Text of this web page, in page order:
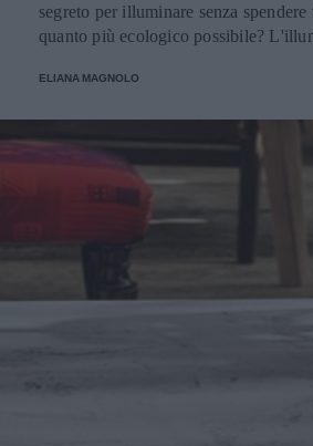
segreto per illuminare senza
quanto più ecologico possibile?
del LED.
ELIANA MAGNOLO